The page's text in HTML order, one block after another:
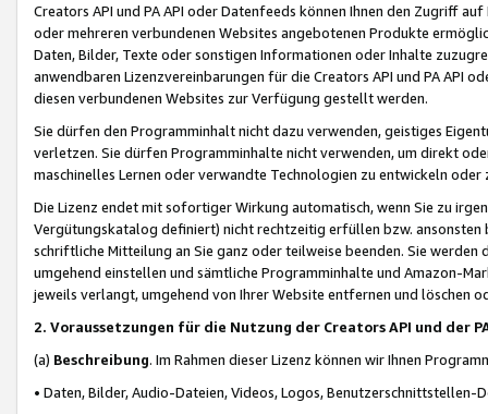
Creators API und PA API oder Datenfeeds können Ihnen den Zugriff
oder mehreren verbundenen Websites angebotenen Produkte
Daten, Bilder, Texte oder sonstigen Informationen oder Inhalte
anwendbaren Lizenzvereinbarungen für die Creators API und PA API
diesen verbundenen Websites zur Verfügung gestellt werden.
Sie dürfen den Programminhalt nicht dazu verwenden, geistiges
verletzen. Sie dürfen Programminhalte nicht verwenden, um direkt
maschinelles Lernen oder verwandte Technologien zu entwickeln
Die Lizenz endet mit sofortiger Wirkung automatisch, wenn Sie zu
Vergütungskatalog definiert) nicht rechtzeitig erfüllen bzw. ansonsten
schriftliche Mitteilung an Sie ganz oder teilweise beenden. Sie werden
umgehend einstellen und sämtliche Programminhalte und Amazon-
jeweils verlangt, umgehend von Ihrer Website entfernen und löschen
2. Voraussetzungen für die Nutzung der Creators API und der
(a) Beschreibung. Im Rahmen dieser Lizenz können wir Ihnen
• Daten, Bilder, Audio-Dateien, Videos, Logos, Benutzerschnittstellen-